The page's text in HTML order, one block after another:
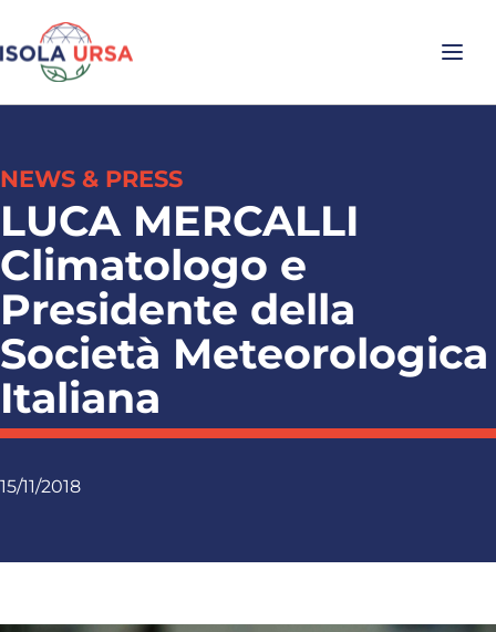
NEWS & PRESS
LUCA MERCALLI
Climatologo e
Presidente della
Società Meteorologica
Italiana
15/11/2018